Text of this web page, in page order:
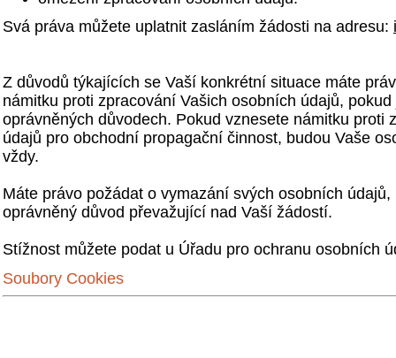
Svá práva můžete uplatnit zasláním žádosti na adresu:
Z důvodů týkajících se Vaší konkrétní situace máte
námitku proti zpracování Vašich osobních údajů,
oprávněných důvodech. Pokud vznesete námitku proti
údajů pro obchodní propagační činnost, budou Vaše
vždy.
Máte právo požádat o vymazání svých osobních
oprávněný důvod převažující nad Vaší žádostí.
Stížnost můžete podat u Úřadu pro ochranu osobních
Soubory Cookies